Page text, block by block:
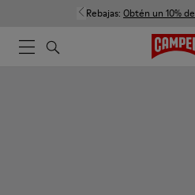
Rebajas: Obtén un 10%